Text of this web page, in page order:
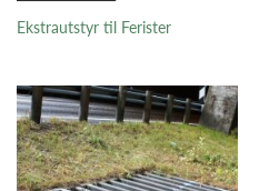
Ekstrautstyr til Ferister